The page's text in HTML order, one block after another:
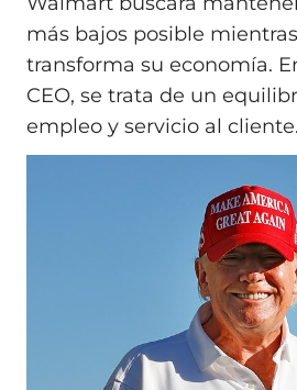
más bajos posible
transforma su economía.
CEO, se trata de un
empleo y servicio al cliente.